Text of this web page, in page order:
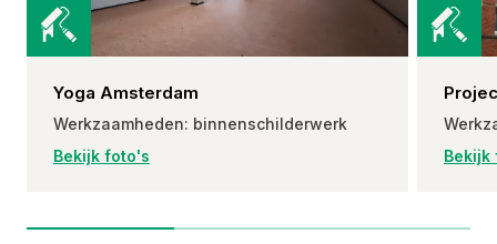
Yoga Amsterdam
Werkzaamheden: binnenschilderwerk
Bekijk foto's
Bekijk